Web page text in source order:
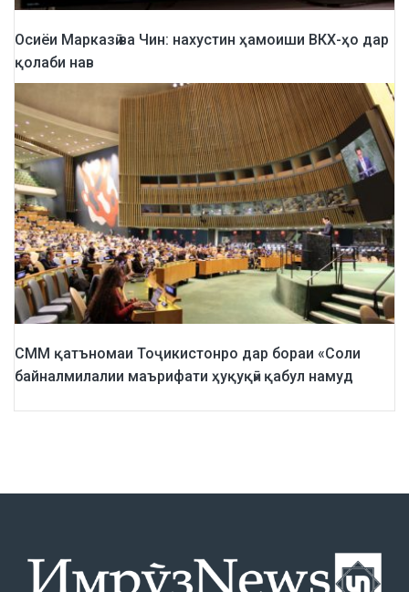
Осиёи Марказӣ ва Чин: нахустин ҳамоиши ВКХ-ҳо дар
қолаби нав
СММ қатъномаи Тоҷикистонро дар бораи «Соли
байналмилалии маърифати ҳуқуқӣ» қабул намуд